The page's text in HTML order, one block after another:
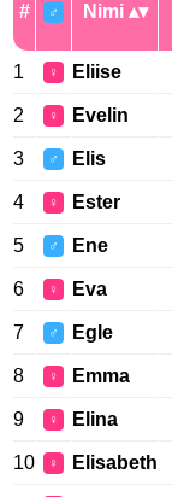
# ♂ Nimi
1 ♀ Eliise
2 ♀ Evelin
3 ♂ Elis
4 ♀ Ester
5 ♂ Ene
6 ♀ Eva
7 ♂ Egle
8 ♀ Emma
9 ♀ Elina
10 ♀ Elisabeth